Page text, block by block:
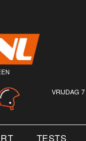
VRIJDAG
TESTS